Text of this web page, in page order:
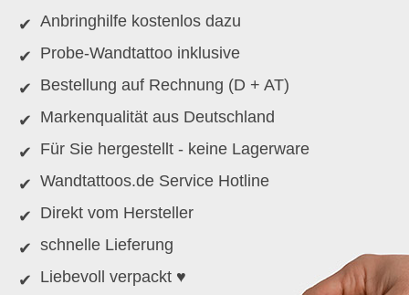
Anbringhilfe kostenlos dazu
Probe-Wandtattoo inklusive
Bestellung auf Rechnung (D + AT)
Markenqualität aus Deutschland
Für Sie hergestellt - keine Lagerware
Wandtattoos.de Service Hotline
Direkt vom Hersteller
schnelle Lieferung
Liebevoll verpackt ♥